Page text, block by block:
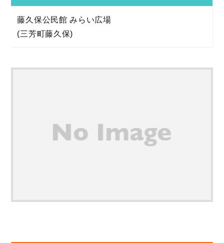
藤久保公民館 みらい広場
(三芳町藤久保)